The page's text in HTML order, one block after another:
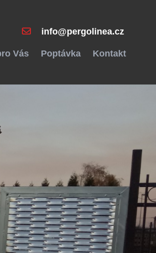
info@pergolinea.cz
Vás Poptávka Kontakt